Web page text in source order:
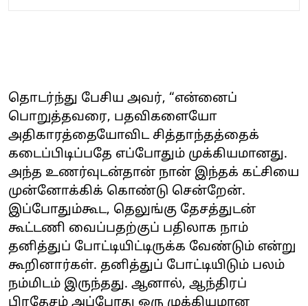
தொடர்ந்து பேசிய அவர், “என்னைப்
பொறுத்தவரை, பதவிகளையோ
அதிகாரத்தையோவிட சித்தாந்தத்தைக்
கடைப்பிடிப்பதே எப்போதும் முக்கியமானது.
அந்த உணர்வுடன்தான் நான் இந்தக் கட்சியை
முன்னோக்கிக் கொண்டு சென்றேன்.
இப்போதும்கூட, தெலுங்கு தேசத்துடன்
கூட்டணி வைப்பதற்குப் பதிலாக நாம்
தனித்துப் போட்டியிட்டிருக்க வேண்டும் என்று
கூறினார்கள். தனித்துப் போட்டியிடும் பலம்
நம்மிடம் இருந்தது. ஆனால், ஆந்திரப்
பிரதேசம் அப்போது ஒரு முக்கியமான